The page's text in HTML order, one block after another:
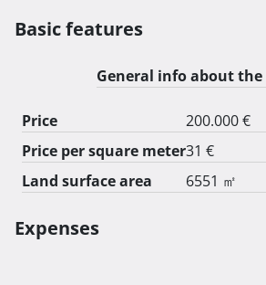
informaciju.
K.O. VELIKA GORICA, K.Č 3146/2, ZK
Površina: 6551 m².
Namjena: Poljoprivredno zemljište s
dodatni razvoj.
Lokacija: U neposrednoj blizini
odličnom prometnom povezanošću.
Prednosti lokacije:
Prometna povezanost: Parcela se
važnijih prometnica, što omogućuje
Basic features
General info about
Price
200.000 €
Price per square meter31 €
Land surface area
6551 ㎡
Expenses